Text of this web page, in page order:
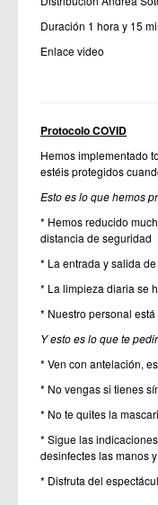
Duración 1 hora y 15
Enlace video
Protocolo COVID
Hemos implementado
estéis protegidos
Esto es lo que hemos
* Hemos reducido
distancia de seguridad
* La entrada y salida
* La limpieza diaria se
* Nuestro personal
Y esto es lo que te
* Ven con antelación,
* No vengas si tienes
* No te quites la
* Sigue las
desinfectes las manos
* Disfruta del